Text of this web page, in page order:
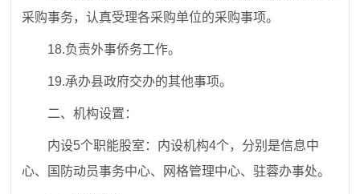
采购事务，认真受理各采购单位的采购事项。
18.负责外事侨务工作。
19.承办县政府交办的其他事项。
二、机构设置：
内设5个职能股室： 内设机构4个，分别是信息中
心、国防动员事务中心、网格管理中心、驻蓉办事处。